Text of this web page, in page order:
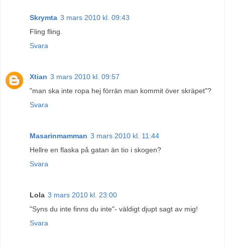
Skrymta 3 mars 2010 kl. 09:43
Fling fling.
Svara
Xtian 3 mars 2010 kl. 09:57
"man ska inte ropa hej förrän man kommit över skräpet"?
Svara
Masarinmamman 3 mars 2010 kl. 11:44
Hellre en flaska på gatan än tio i skogen?
Svara
Lola 3 mars 2010 kl. 23:00
"Syns du inte finns du inte"- väldigt djupt sagt av mig!
Svara